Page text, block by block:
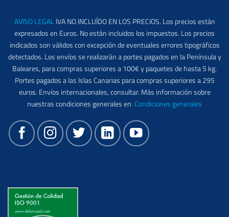
AVISO LEGALIVA NO INCLUÍDO EN LOS PRECIOS. Los precios están
expresados en Euros. No están incluidos los impuestos. Los precios
indicados son válidos con excepción de eventuales errores tipográficos
detectados. Los envíos se realizarán a portes pagados en la Península y
Baleares, para compras superiores a 100€ y paquetes de hasta 5 kg.
Portes pagados a las Islas Canarias para compras superiores a 295
euros. Envíos internacionales, consultar. Más información sobre
nuestras condiciones generales en: Condiciones generales